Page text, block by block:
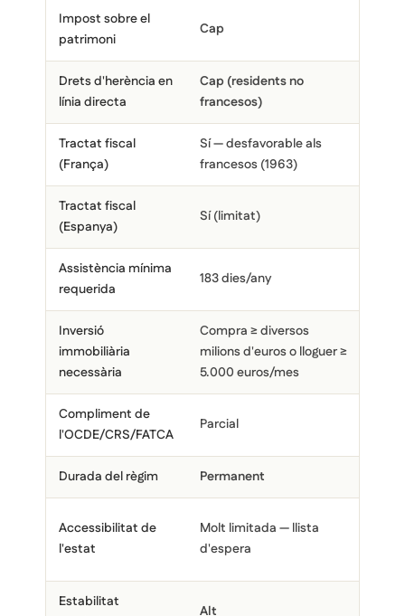
Impost sobre el
patrimoni
Cap
Drets d'herència en
línia directa
Cap (residents no
francesos)
Tractat fiscal
(França)
Sí — desfavorable als
francesos (1963)
Tractat fiscal
(Espanya)
Sí (limitat)
Assistència mínima
requerida
183 dies/any
Inversió
immobiliària
necessària
Compra ≥ diversos
milions d'euros o lloguer ≥
5.000 euros/mes
Compliment de
l'OCDE/CRS/FATCA
Parcial
Durada del règim Permanent
Accessibilitat de
l'estat
Molt limitada — llista
d'espera
Estabilitat
Alt